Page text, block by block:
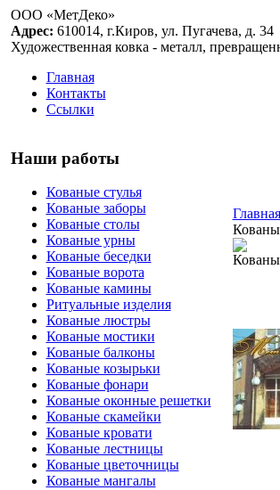
ООО «МетДеко»
Адрес: 610014, г.Киров, ул. Пугачева, д. 34
Художественная ковка - металл,
Главная
Контакты
Ссылки
Наши работы
Кованые стулья
Кованые заборы
Кованые столы
Кованые урны
Кованые беседки
Кованые ворота
Кованые камины
Ритуальные изделия
Кованые люстры
Кованые мостики
Кованые балконы
Кованые козырьки
Кованые фонари
Кованые оконные решетки
Кованые скамейки
Кованые кровати
Кованые лестницы
Кованые цветочницы
Кованые мангалы
Главная